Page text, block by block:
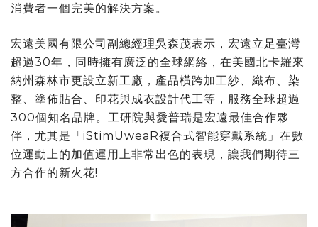
消費者一個完美的解決方案。
宏遠美國有限公司副總經理吳森茂表示，宏遠立足臺灣
超過30年，同時擁有廣泛的全球網絡，在美國北卡羅來
納州森林市更設立新工廠，產品橫跨加工紗、織布、染
整、塗佈貼合、印花與成衣設計代工等，服務全球超過
300個知名品牌。工研院與愛普瑞是宏遠最佳合作夥
伴，尤其是「iStimUweaR複合式智能穿戴系統」在數
位運動上的加值運用上非常出色的表現，讓我們期待三
方合作的新火花!